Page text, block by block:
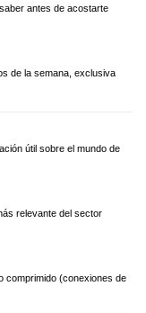
antes de acostarte
de la semana, exclusiva
útil sobre el mundo de
relevante del sector
comprimido (conexiones de